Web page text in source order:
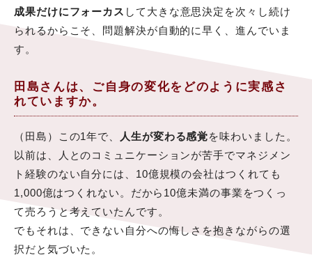
成果だけにフォーカス して大きな意思決定を次々し続け
られるからこそ、問題解決が自動的に早く、進んでいま
す。
田島さんは、ご自身の変化をどのように実感さ
れていますか。
（田島）この1年で、 人生が変わる感覚を味わいました。
以前は、人とのコミュニケーションが苦手でマネジメン
ト経験のない自分には、10億規模の会社はつくれても
1,000億はつくれない。だから10億未満の事業をつくっ
て売ろうと考えていたんです。
でもそれは、できない自分への悔しさを抱きながらの選
択だと気づいた。